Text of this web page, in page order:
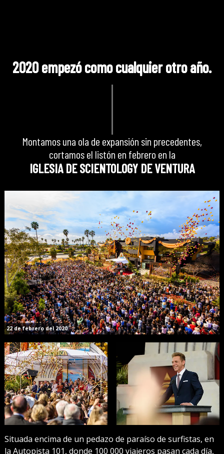
2020 empezó como cualquier otro año.
Montamos una ola de expansión sin precedentes,
cortamos el listón en febrero en la
IGLESIA DE SCIENTOLOGY DE VENTURA
22 de febrero del 2020
Situada encima de un pedazo de paraíso de surfistas, en
la Autopista 101, donde 100 000 viajeros pasan cada día,